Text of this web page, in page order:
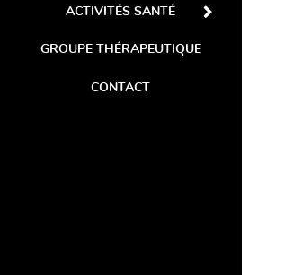
ACTIVITÉS SANTÉ
GROUPE THÉRAPEUTIQUE
CONTACT